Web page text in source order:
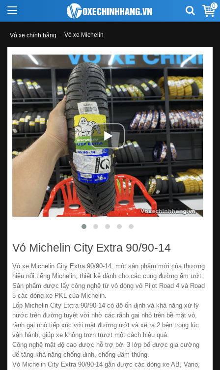
0
Vỏ xe chính hãng Vỏ xe Michelin
Vỏ Michelin City Extra 90/90-14
Vỏ xe Michelin City Extra 90/90-14, một sản phẩm mới của thương
hiệu nổi tiếng Michelin, thiết kế dành cho các cung đường ẩm ướt.
Sản phẩm được lấy công nghệ từ vỏ dòng vỏ Pilot Road 4 và Road
5 các dòng xe PKL của Michelin.
Lốp Michelin City Extra 90/90-14 có độ ổn định và khả năng xử lý
nước trên đường tuyệt vời nhờ các rãnh gai nhỏ trên bề mặt vỏ,
rãnh gai nhỏ tiếp xúc với mặt đường ướt và xé ra 2 bên trong lúc
vận hành, giúp xe không trơn trượt một cách hiệu quả.
Công nghệ mật độ cao được hỗ trợ bởi 3 lớp bố được gia cường
để tăng khả năng chống đinh, chống đâm thủng.
Vỏ Michelin City Extra 90/90-14 gắn được các dòng xe AB, Vario,